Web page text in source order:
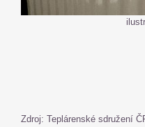
Zdroj: Teplárenské sdružení